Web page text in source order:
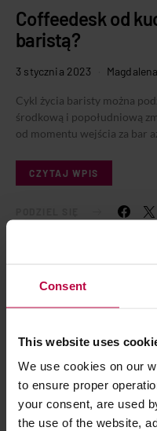
Consent
This website uses
We use cookies on our
to ensure proper
your consent, are used
the use of the website,
Coffeedesk od
baristą?
3 stycznia 2023
Cykl życia baristy można
środkową i popołudniową
od momentu wejścia za bar
CZYTAJ WPIS